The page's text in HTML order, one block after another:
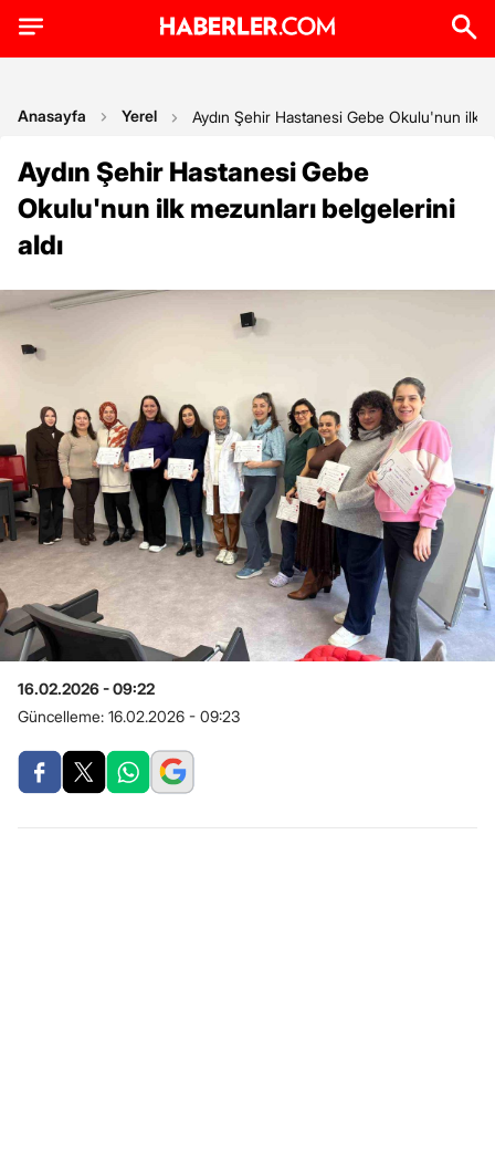
Anasayfa Yerel Aydın Şehir Hastanesi Gebe Okulu'nun ilk
Aydın Şehir Hastanesi Gebe
Okulu'nun ilk mezunları belgelerini
aldı
16.02.2026 - 09:22
Güncelleme: 16.02.2026 - 09:23